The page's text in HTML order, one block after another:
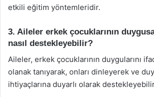
etkili eğitim yöntemleridir.
3. Aileler erkek çocuklarının
nasıl destekleyebilir?
Aileler, erkek çocuklarının duygularını
olanak tanıyarak, onları dinleyerek ve
ihtiyaçlarına duyarlı olarak